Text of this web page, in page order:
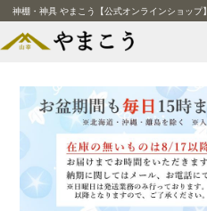
神棚・神具 やまこう【公式オンラインショップ】